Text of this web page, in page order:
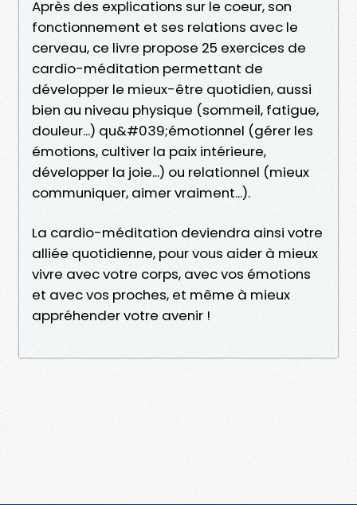
Après des explications sur le coeur, son
fonctionnement et ses relations avec le
cerveau, ce livre propose 25 exercices de
cardio-méditation permettant de
développer le mieux-être quotidien, aussi
bien au niveau physique (sommeil, fatigue,
douleur...) qu&#039;émotionnel (gérer les
émotions, cultiver la paix intérieure,
développer la joie...) ou relationnel (mieux
communiquer, aimer vraiment...).
La cardio-méditation deviendra ainsi votre
alliée quotidienne, pour vous aider à mieux
vivre avec votre corps, avec vos émotions
et avec vos proches, et même à mieux
appréhender votre avenir !